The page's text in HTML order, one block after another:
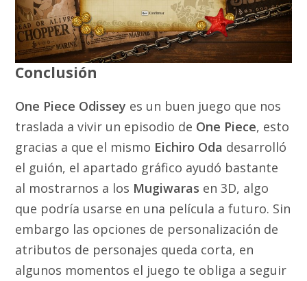
Conclusión
One Piece Odissey es un buen juego que nos
traslada a vivir un episodio de One Piece, esto
gracias a que el mismo Eichiro Oda desarrolló
el guión, el apartado gráfico ayudó bastante
al mostrarnos a los Mugiwaras en 3D, algo
que podría usarse en una película a futuro. Sin
embargo las opciones de personalización de
atributos de personajes queda corta, en
algunos momentos el juego te obliga a seguir